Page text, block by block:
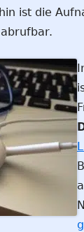
ist die
abrufbar.